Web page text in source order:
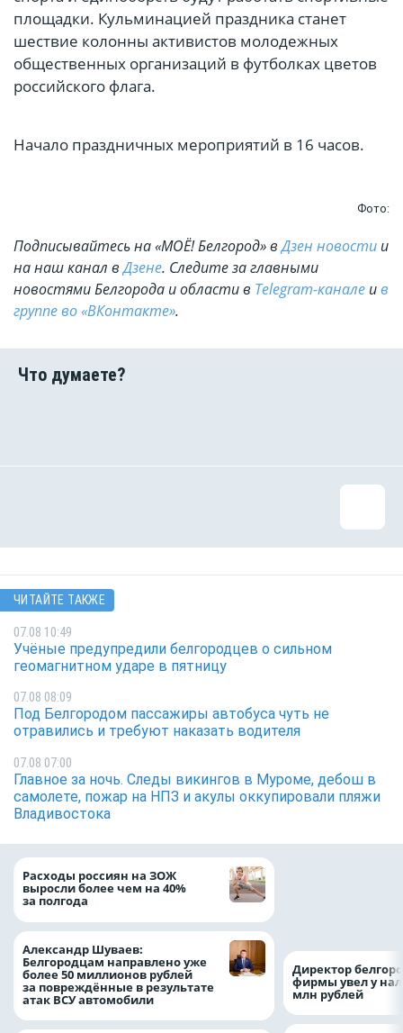
площадки. Кульминацией праздника станет
шествие колонны активистов молодежных
общественных организаций в футболках цветов
российского флага.
Начало праздничных мероприятий в 16 часов.
Фото:
Подписывайтесь на «МОЁ! Белгород» вДзен новости и
на наш канал вДзене. Cледите за главными
новостями Белгорода и области в Telegram-канале ив
группе во «ВКонтакте».
ЧИТАЙТЕ ТАКЖЕ
07.08 10:49
Учёные предупредили белгородцев о сильном
геомагнитном ударе в пятницу
07.08 08:09
Под Белгородом пассажиры автобуса чуть не
отравились и требуют наказать водителя
07.08 07:00
Главное за ночь. Следы викингов в Муроме, дебош в
самолете, пожар на НПЗ и акулы оккупировали пляжи
Владивостока
Расходы россиян на ЗОЖ
выросли более чем на 40%
за полгода
Александр Шуваев:
Белгородцам направлено уже
более 50 миллионов рублей
за повреждённые в результате
атак ВСУ автомобили
Директор
фирмы увел у
млн рублей